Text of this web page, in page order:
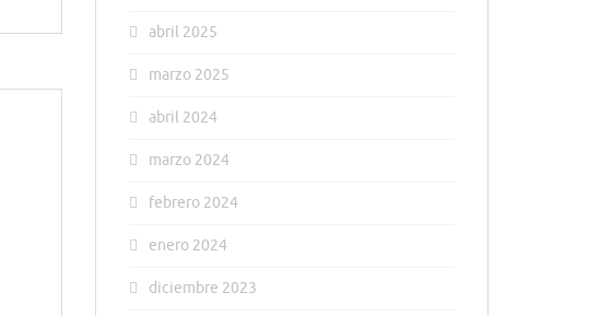
abril 2025
marzo 2025
abril 2024
marzo 2024
febrero 2024
enero 2024
diciembre 2023